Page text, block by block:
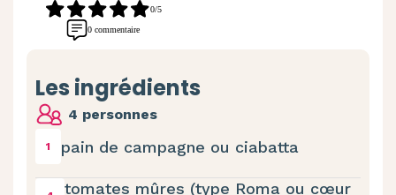
0/5
0 commentaire
Les ingrédients
4 personnes
1 pain de campagne ou ciabatta
tomates mûres (type Roma ou cœur